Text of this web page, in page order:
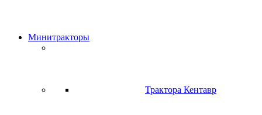
Минитракторы
Трактора Кентавр